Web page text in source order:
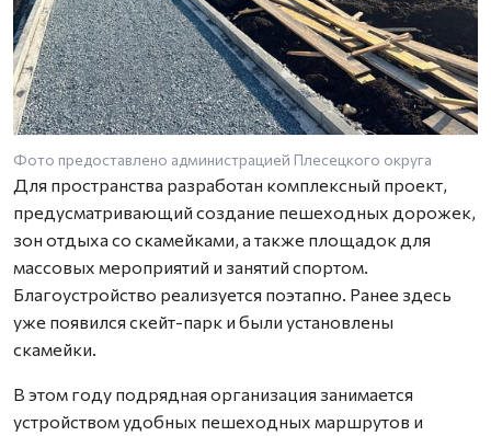
Фото предоставлено администрацией Плесецкого округа
Для пространства разработан комплексный проект,
предусматривающий создание пешеходных дорожек,
зон отдыха со скамейками, а также площадок для
массовых мероприятий и занятий спортом.
Благоустройство реализуется поэтапно. Ранее здесь
уже появился скейт-парк и были установлены
скамейки.
В этом году подрядная организация занимается
устройством удобных пешеходных маршрутов и